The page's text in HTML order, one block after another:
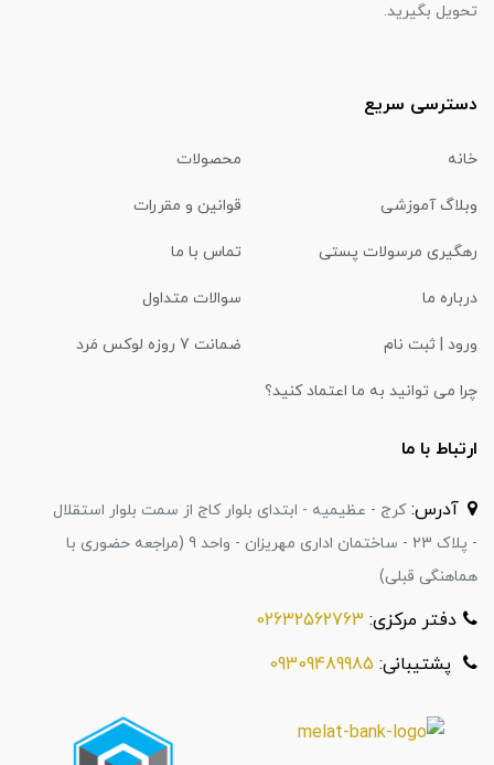
تحویل بگیرید.
دسترسی سریع
خانه محصولات
وبلاگ آموزشی قوانین و مقررات
رهگیری مرسولات پستی تماس با ما
درباره ما سوالات متداول
ورود | ثبت نام ضمانت 7 روزه لوکس مَرد
چرا می توانید به ما اعتماد کنید؟
ارتباط با ما
آدرس:کرج - عظیمیه - ابتدای بلوار کاج از سمت بلوار استقلال
- پلاک 23 - ساختمان اداری مهریزان - واحد 9 (مراجعه حضوری با
هماهنگی قبلی)
دفتر مرکزی: 02632562763
پشتیبانی: 09309489985